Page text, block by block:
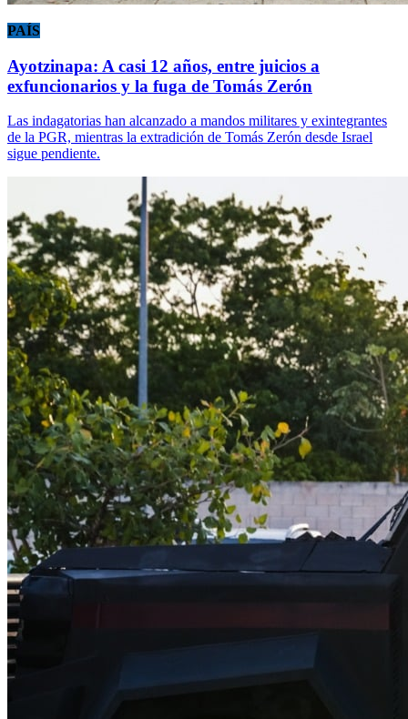
PAÍS
Ayotzinapa: A casi 12 años, entre juicios a
exfuncionarios y la fuga de Tomás Zerón
Las indagatorias han alcanzado a mandos militares y exintegrantes
de la PGR, mientras la extradición de Tomás Zerón desde Israel
sigue pendiente.